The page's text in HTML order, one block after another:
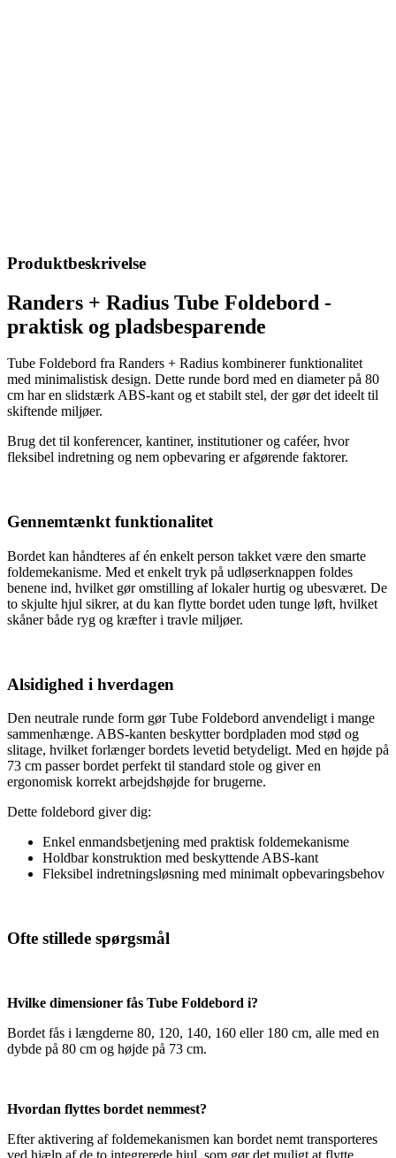
Produktbeskrivelse
Randers + Radius Tube Foldebord -
praktisk og pladsbesparende
Tube Foldebord fra Randers + Radius kombinerer funktionalitet
med minimalistisk design. Dette runde bord med en diameter på 80
cm har en slidstærk ABS-kant og et stabilt stel, der gør det ideelt til
skiftende miljøer.
Brug det til konferencer, kantiner, institutioner og caféer, hvor
fleksibel indretning og nem opbevaring er afgørende faktorer.
Gennemtænkt funktionalitet
Bordet kan håndteres af én enkelt person takket være den smarte
foldemekanisme. Med et enkelt tryk på udløserknappen foldes
benene ind, hvilket gør omstilling af lokaler hurtig og ubesværet. De
to skjulte hjul sikrer, at du kan flytte bordet uden tunge løft, hvilket
skåner både ryg og kræfter i travle miljøer.
Alsidighed i hverdagen
Den neutrale runde form gør Tube Foldebord anvendeligt i mange
sammenhænge. ABS-kanten beskytter bordpladen mod stød og
slitage, hvilket forlænger bordets levetid betydeligt. Med en højde på
73 cm passer bordet perfekt til standard stole og giver en
ergonomisk korrekt arbejdshøjde for brugerne.
Dette foldebord giver dig:
Enkel enmandsbetjening med praktisk foldemekanisme
Holdbar konstruktion med beskyttende ABS-kant
Fleksibel indretningsløsning med minimalt opbevaringsbehov
Ofte stillede spørgsmål
Hvilke dimensioner fås Tube Foldebord i?
Bordet fås i længderne 80, 120, 140, 160 eller 180 cm, alle med en
dybde på 80 cm og højde på 73 cm.
Hvordan flyttes bordet nemmest?
Efter aktivering af foldemekanismen kan bordet nemt transporteres
ved hjælp af de to integrerede hjul, som gør det muligt at flytte